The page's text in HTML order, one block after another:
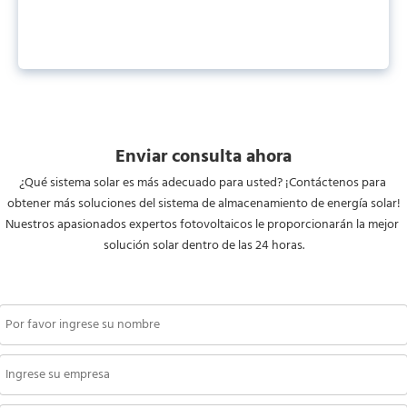
Enviar consulta ahora
¿Qué sistema solar es más adecuado para usted? ¡Contáctenos para
obtener más soluciones del sistema de almacenamiento de energía solar!
Nuestros apasionados expertos fotovoltaicos le proporcionarán la mejor
solución solar dentro de las 24 horas.